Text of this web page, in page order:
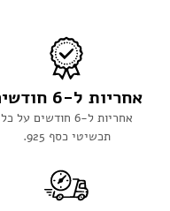
אחריות ל-6 חודשים
אחריות ל-6 חודשים על כל
תכשיטי כסף 925.